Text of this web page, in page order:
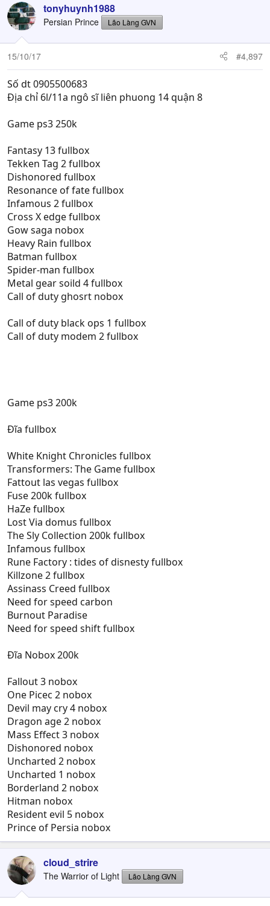
tonyhuynh1988
Persian Prince Lão Làng GVN
15/10/17 #4,897
Số dt 0905500683
Địa chỉ 6l/11a ngô sĩ liên phuong 14 quận 8
Game ps3 250k
Fantasy 13 fullbox
Tekken Tag 2 fullbox
Dishonored fullbox
Resonance of fate fullbox
Infamous 2 fullbox
Cross X edge fullbox
Gow saga nobox
Heavy Rain fullbox
Batman fullbox
Spider-man fullbox
Metal gear soild 4 fullbox
Call of duty ghosrt nobox
Call of duty black ops 1 fullbox
Call of duty modem 2 fullbox
Game ps3 200k
Đĩa fullbox
White Knight Chronicles fullbox
Transformers: The Game fullbox
Fattout las vegas fullbox
Fuse 200k fullbox
HaZe fullbox
Lost Via domus fullbox
The Sly Collection 200k fullbox
Infamous fullbox
Rune Factory : tides of disnesty fullbox
Killzone 2 fullbox
Assinass Creed fullbox
Need for speed carbon
Burnout Paradise
Need for speed shift fullbox
Đĩa Nobox 200k
Fallout 3 nobox
One Picec 2 nobox
Devil may cry 4 nobox
Dragon age 2 nobox
Mass Effect 3 nobox
Dishonored nobox
Uncharted 2 nobox
Uncharted 1 nobox
Borderland 2 nobox
Hitman nobox
Resident evil 5 nobox
Prince of Persia nobox
cloud_strire
The Warrior of Light Lão Làng GVN